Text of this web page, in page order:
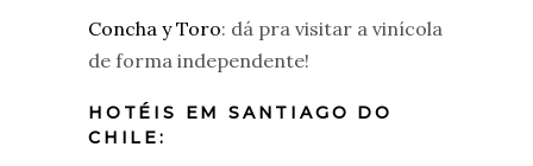
Concha y Toro: dá pra visitar a vinícola
de forma independente!
HOTÉIS EM SANTIAGO DO
CHILE: